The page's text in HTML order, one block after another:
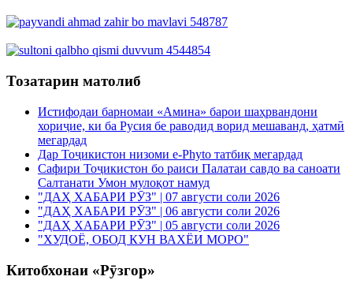
Тозатарин матолиб
Истифодаи барномаи «Амина» барои шаҳрвандони
хориҷие, ки ба Русия бе раводид ворид мешаванд, ҳатмӣ
мегардад
Дар Тоҷикистон низоми e-Phyto татбиқ мегардад
Сафири Тоҷикистон бо раиси Палатаи савдо ва саноати
Салтанати Умон мулоқот намуд
"ДАҲ ХАБАРИ РӮЗ" | 07 августи соли 2026
"ДАҲ ХАБАРИ РӮЗ" | 06 августи соли 2026
"ДАҲ ХАБАРИ РӮЗ" | 05 августи соли 2026
"ХУДОЁ, ОБОД КУН ВАХЁИ МОРО"
Китобхонаи «Рӯзгор»